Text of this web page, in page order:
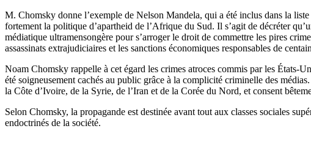
M. Chomsky donne l’exemple de Nelson Mandela, qui a été inclus dans la
fortement la politique d’apartheid de l’Afrique du Sud. Il s’agit de décréter
médiatique ultramensongère pour s’arroger le droit de commettre les pires
assassinats extrajudiciaires et les sanctions économiques responsables de
Noam Chomsky rappelle à cet égard les crimes atroces commis par les États-
été soigneusement cachés au public grâce à la complicité criminelle des
la Côte d’Ivoire, de la Syrie, de l’Iran et de la Corée du Nord, et consent
Selon Chomsky, la propagande est destinée avant tout aux classes sociales
endoctrinés de la société.